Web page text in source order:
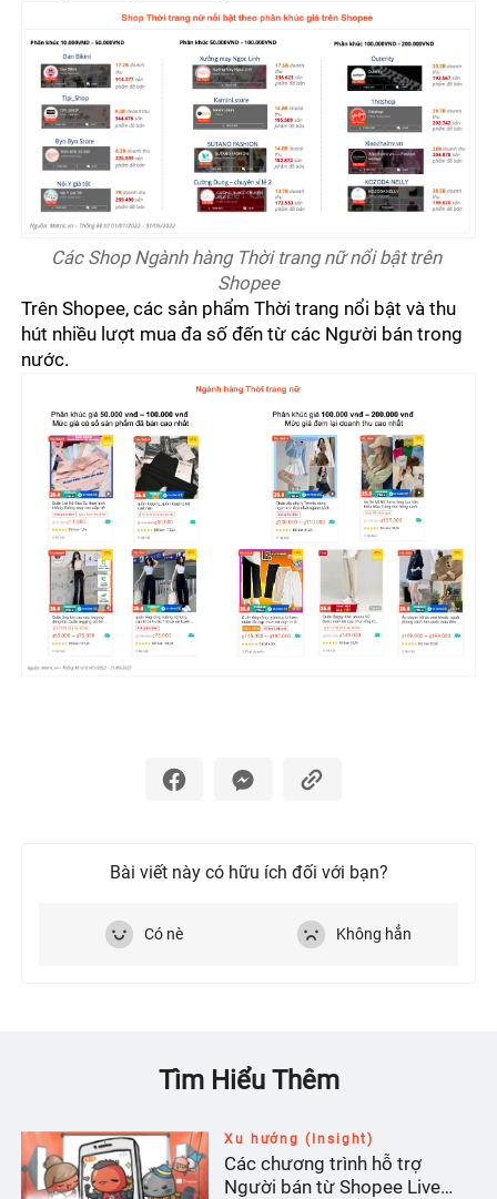
Các Shop Ngành hàng Thời trang nữ nổi bật trên
Shopee
Trên Shopee, các sản phẩm Thời trang nổi bật và thu
hút nhiều lượt mua đa số đến từ các Người bán trong
nước.
Bài viết này có hữu ích đối với bạn?
Có nè Không hẳn
Tìm Hiểu Thêm
Xu hướng (Insight)
Các chương trình hỗ trợ
Người bán từ Shopee Live